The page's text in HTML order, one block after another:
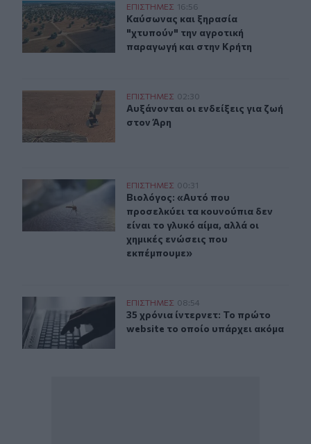
Καύσωνας και ξηρασία "χτυπούν" την αγροτική
ΕΠΙΣΤΗΜΕΣ 16:56
Καύσωνας και ξηρασία "χτυπούν"
Καύσωνας και ξηρασία
"χτυπούν" την αγροτική
παραγωγή και στην Κρήτη
Αυξάνονται οι ενδείξεις για ζωή στον Άρη
ΕΠΙΣΤΗΜΕΣ 02:30
Αυξάνονται οι ενδείξεις για ζωή
Αυξάνονται οι ενδείξεις για ζωή
στον Άρη
Βιολόγος: «Αυτό που προσελκύει τα κουνούπια δεν
ΕΠΙΣΤΗΜΕΣ 00:31
Βιολόγος: «Αυτό που προσελκύει
Βιολόγος: «Αυτό που
προσελκύει τα κουνούπια δεν
είναι το γλυκό αίμα, αλλά οι
χημικές ενώσεις που
εκπέμπουμε»
35 χρόνια ίντερνετ: Το πρώτο website το οποίο
ΕΠΙΣΤΗΜΕΣ 08:54
35 χρόνια ίντερνετ: Το πρώτο
35 χρόνια ίντερνετ: Το πρώτο
website το οποίο υπάρχει ακόμα